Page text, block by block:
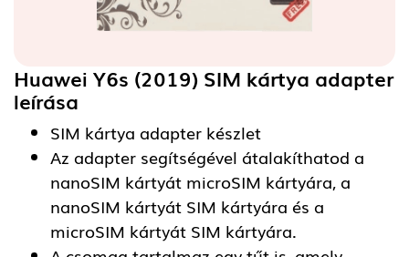
Huawei Y6s (2019) SIM kártya adapter
leírása
SIM kártya adapter készlet
Az adapter segítségével átalakíthatod a
nanoSIM kártyát microSIM kártyára, a
nanoSIM kártyát SIM kártyára és a
microSIM kártyát SIM kártyára.